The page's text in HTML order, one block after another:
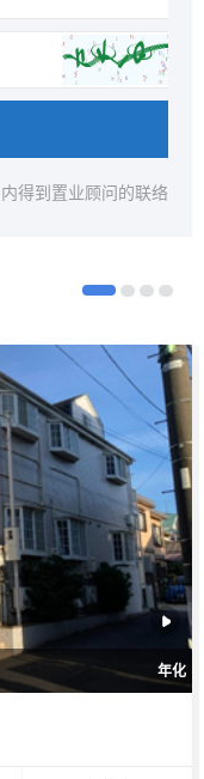
得到置业顾问的联络
年化